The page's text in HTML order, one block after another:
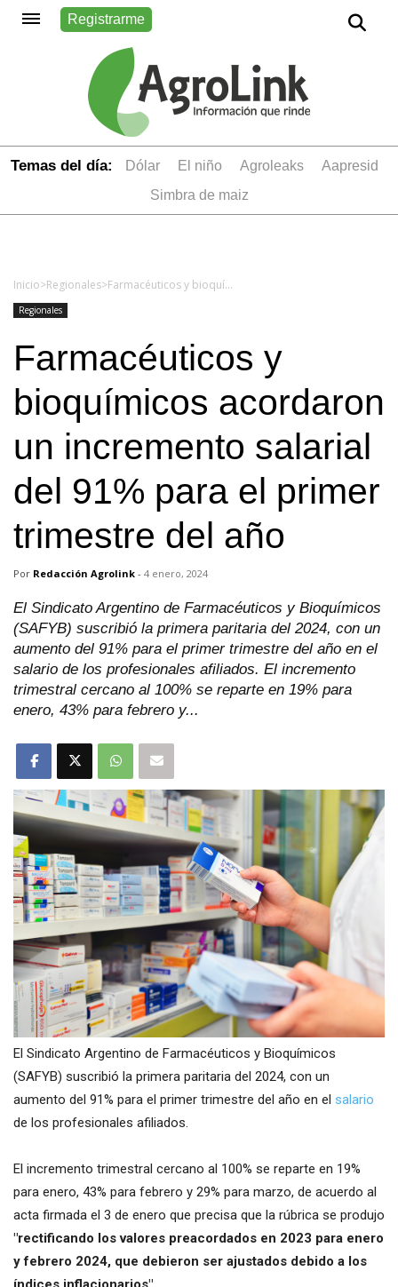
Registrarme
Temas del día: dólar el niño Agroleaks
aapresid
simbra de maiz
Inicio>Regionales> Farmacéuticos y bioquímicos acordaron un incremento salarial del 91% para el primer trimestre del año
Regionales
Farmacéuticos y
bioquímicos acordaron
un incremento salarial
del 91% para el primer
trimestre del año
Por Redacción Agrolink - 4 enero, 2024
El Sindicato Argentino de Farmacéuticos y Bioquímicos
(SAFYB) suscribió la primera paritaria del 2024, con un
aumento del 91% para el primer trimestre del año en el
salario de los profesionales afiliados. El incremento
trimestral cercano al 100% se reparte en 19% para
enero, 43% para febrero y...
El Sindicato Argentino de Farmacéuticos y Bioquímicos
(SAFYB) suscribió la primera paritaria del 2024, con un
aumento del 91% para el primer trimestre del año en el salario
de los profesionales afiliados.
El incremento trimestral cercano al 100% se reparte en 19%
para enero, 43% para febrero y 29% para marzo, de acuerdo al
acta firmada el 3 de enero que precisa que la rúbrica se produjo
"rectificando los valores preacordados en 2023 para enero
y febrero 2024, que debieron ser ajustados debido a los